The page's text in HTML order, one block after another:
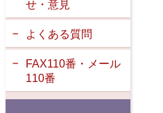
せ・意見
よくある質問
FAX110番・メール
110番